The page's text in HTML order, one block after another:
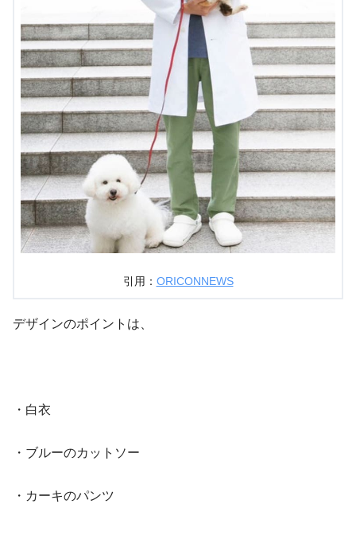
引用： ORICONNEWS
デザインのポイントは、
・白衣
・ブルーのカットソー
・カーキのパンツ